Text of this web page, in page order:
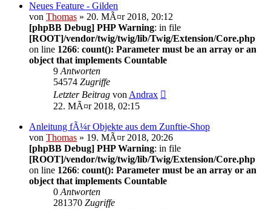
Neues Feature - Gilden
von Thomas » 20. MÃ¤r 2018, 20:12
[phpBB Debug] PHP Warning: in file
[ROOT]/vendor/twig/twig/lib/Twig/Extension/Core.php
on line 1266: count(): Parameter must be an array or an
object that implements Countable
9 Antworten
54574 Zugriffe
Letzter Beitrag von Andrax
22. MÃ¤r 2018, 02:15
Anleitung fÃ¼r Objekte aus dem Zunftie-Shop
von Thomas » 19. MÃ¤r 2018, 20:26
[phpBB Debug] PHP Warning: in file
[ROOT]/vendor/twig/twig/lib/Twig/Extension/Core.php
on line 1266: count(): Parameter must be an array or an
object that implements Countable
0 Antworten
281370 Zugriffe